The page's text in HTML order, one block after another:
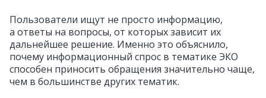
Пользователи ищут не просто информацию,
а ответы на вопросы, от которых зависит их
дальнейшее решение. Именно это объяснило,
почему информационный спрос в тематике ЭКО
способен приносить обращения значительно чаще,
чем в большинстве других тематик.